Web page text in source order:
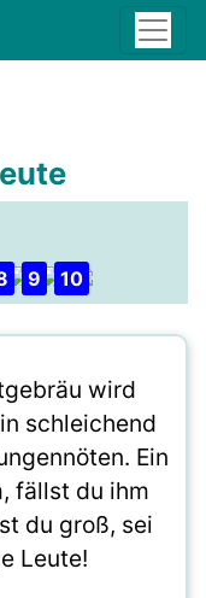
9 10
wird
schleichend
Ein
fällst du ihm
du groß, sei
Leute!